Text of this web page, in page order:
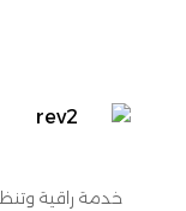
خدمة راقية